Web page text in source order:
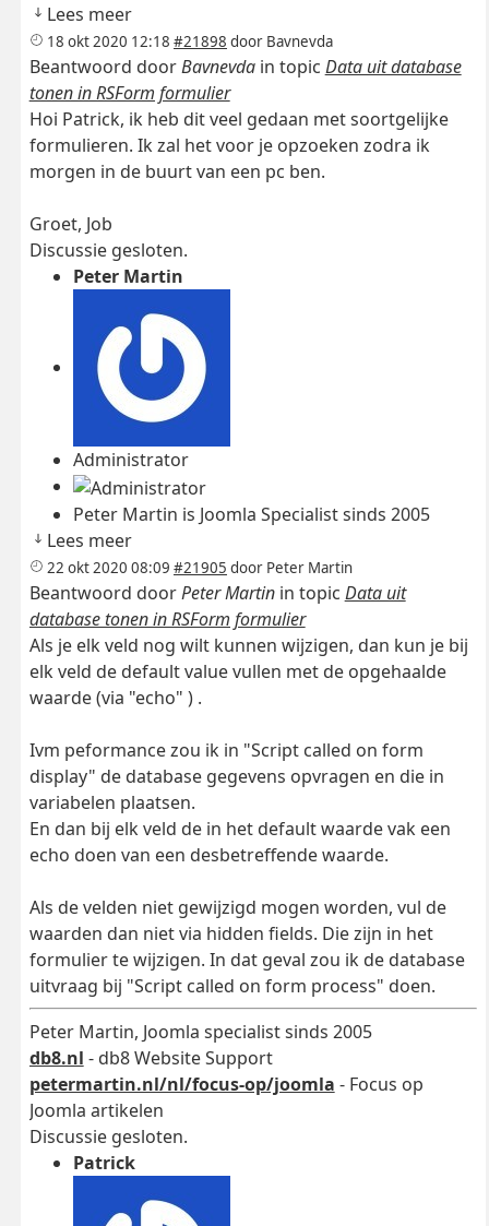
Lees meer
18 okt 2020 12:18 #21898 door Bavnevda
Beantwoord doorBavnevdain topic Data uit database
tonen in RSForm formulier
Hoi Patrick, ik heb dit veel gedaan met soortgelijke
formulieren. Ik zal het voor je opzoeken zodra ik
morgen in de buurt van een pc ben.
Groet, Job
Discussie gesloten.
Peter Martin
Administrator
Peter Martin is Joomla Specialist sinds 2005
Lees meer
22 okt 2020 08:09 #21905 door Peter Martin
Beantwoord doorPeter Martinin topic Data uit
database tonen in RSForm formulier
Als je elk veld nog wilt kunnen wijzigen, dan kun je bij
elk veld de default value vullen met de opgehaalde
waarde (via "echo" ) .
Ivm peformance zou ik in "Script called on form
display" de database gegevens opvragen en die in
variabelen plaatsen.
En dan bij elk veld de in het default waarde vak een
echo doen van een desbetreffende waarde.
Als de velden niet gewijzigd mogen worden, vul de
waarden dan niet via hidden fields. Die zijn in het
formulier te wijzigen. In dat geval zou ik de database
uitvraag bij "Script called on form process" doen.
Peter Martin, Joomla specialist sinds 2005
db8.nl - db8 Website Support
petermartin.nl/nl/focus-op/joomla - Focus op
Joomla artikelen
Discussie gesloten.
Patrick